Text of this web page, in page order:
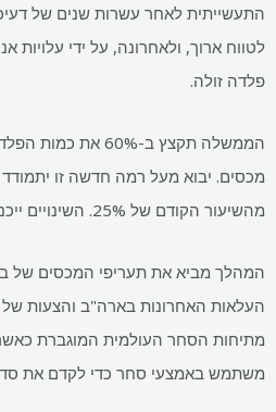
התעשייתית לאחר עשרות שנים של
לטווח ארוך, ולאחרונה, על ידי עלויות
פלדה זולה.
הממשלה תקצץ ב-60%
מהשיעור הקודם של 25%. השינויים ייכנסו לתוקף ב-1 ביולי.
המהלך מביא את תעריפי המכסים של
העלאות האחרונות בארה"ב והצעות של
מתיחות הסחר העולמית המוגברת
משתמש באמצעי סחר כדי לקדם את